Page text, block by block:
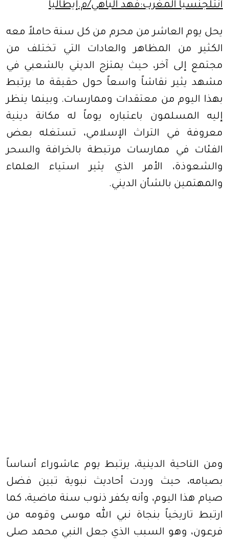
أنتلجنسيا المغرب:فهد الباهي/م.إيطاليا
يحل يوم العاشر من محرم من كل سنة حاملاً معه
الكثير من المظاهر والعادات التي تختلف من
مجتمع إلى آخر، حيث يمتزج الديني بالشعبي في
مشهد يثير نقاشاً واسعاً حول حقيقة ما يرتبط
بهذا اليوم من معتقدات وممارسات. وبينما ينظر
إليه المسلمون باعتباره يوماً له مكانة دينية
معروفة في التراث الإسلامي، تستغله بعض
الفئات في ممارسات مرتبطة بالخرافة والسحر
والشعوذة، الأمر الذي يثير استياء العلماء
والمهتمين بالشأن الديني.
ومن الناحية الدينية، يرتبط يوم عاشوراء أساساً
بصيامه، حيث وردت أحاديث نبوية تبين فضل
صيام هذا اليوم، وأنه يكفر ذنوب سنة ماضية، كما
ارتبط تاريخياً بنجاة نبي الله موسى وقومه من
فرعون، وهو السبب الذي جعل النبي محمد صلى